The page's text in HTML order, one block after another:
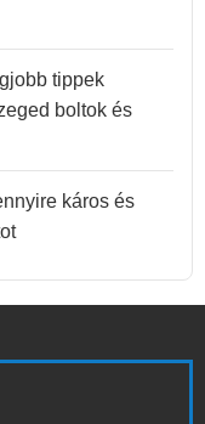
tippek
boltok és
káros és